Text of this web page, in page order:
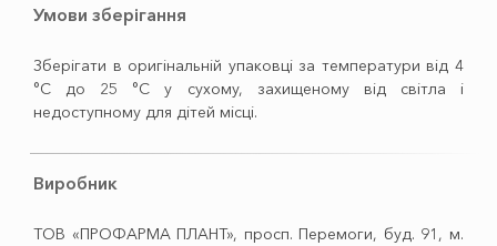
Умови зберігання
Зберігати в оригінальній упаковці за температури від 4
°С до 25 °С у сухому, захищеному від світла і
недоступному для дітей місці.
Виробник
ТОВ «ПРОФАРМА ПЛАНТ», просп. Перемоги, буд. 91, м.